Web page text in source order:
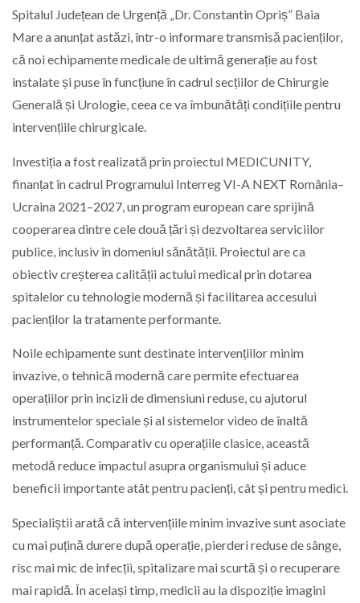
Spitalul Județean de Urgență „Dr. Constantin Opriș” Baia
Mare a anunțat astăzi, într-o informare transmisă pacienților,
că noi echipamente medicale de ultimă generație au fost
instalate și puse în funcțiune în cadrul secțiilor de Chirurgie
Generală și Urologie, ceea ce va îmbunătăți condițiile pentru
intervențiile chirurgicale.
Investiția a fost realizată prin proiectul MEDICUNITY,
finanțat în cadrul Programului Interreg VI-A NEXT România–
Ucraina 2021–2027, un program european care sprijină
cooperarea dintre cele două țări și dezvoltarea serviciilor
publice, inclusiv în domeniul sănătății. Proiectul are ca
obiectiv creșterea calității actului medical prin dotarea
spitalelor cu tehnologie modernă și facilitarea accesului
pacienților la tratamente performante.
Noile echipamente sunt destinate intervențiilor minim
invazive, o tehnică modernă care permite efectuarea
operațiilor prin incizii de dimensiuni reduse, cu ajutorul
instrumentelor speciale și al sistemelor video de înaltă
performanță. Comparativ cu operațiile clasice, această
metodă reduce impactul asupra organismului și aduce
beneficii importante atât pentru pacienți, cât și pentru medici.
Specialiștii arată că intervențiile minim invazive sunt asociate
cu mai puțină durere după operație, pierderi reduse de sânge,
risc mai mic de infecții, spitalizare mai scurtă și o recuperare
mai rapidă. În același timp, medicii au la dispoziție imagini